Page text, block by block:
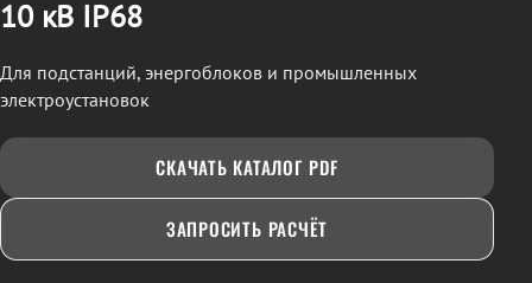
10 кВ IP68
Для подстанций, энергоблоков и промышленных
электроустановок
СКАЧАТЬ КАТАЛОГ PDF
ЗАПРОСИТЬ РАСЧЁТ